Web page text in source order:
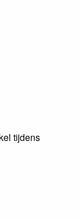
tijdens